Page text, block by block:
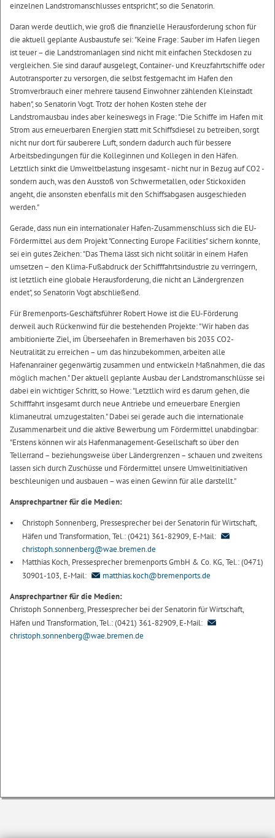
einzelnen Landstromanschlusses entspricht", so die Senatorin.
Daran werde deutlich, wie groß die finanzielle Herausforderung schon für
die aktuell geplante Ausbaustufe sei: "Keine Frage: Sauber im Hafen liegen
ist teuer – die Landstromanlagen sind nicht mit einfachen Steckdosen zu
vergleichen. Sie sind darauf ausgelegt, Container- und Kreuzfahrtschiffe oder
Autotransporter zu versorgen, die selbst festgemacht im Hafen den
Stromverbrauch einer mehrere tausend Einwohner zählenden Kleinstadt
haben", so Senatorin Vogt. Trotz der hohen Kosten stehe der
Landstromausbau indes aber keineswegs in Frage: "Die Schiffe im Hafen mit
Strom aus erneuerbaren Energien statt mit Schiffsdiesel zu betreiben, sorgt
nicht nur dort für sauberere Luft, sondern dadurch auch für bessere
Arbeitsbedingungen für die Kolleginnen und Kollegen in den Häfen.
Letztlich sinkt die Umweltbelastung insgesamt - nicht nur in Bezug auf CO2 -
sondern auch, was den Ausstoß von Schwermetallen, oder Stickoxiden
angeht, die ansonsten ebenfalls mit den Schiffsabgasen ausgeschieden
werden."
Gerade, dass nun ein internationaler Hafen-Zusammenschluss sich die EU-
Fördermittel aus dem Projekt "Connecting Europe Facilities" sichern konnte,
sei ein gutes Zeichen: "Das Thema lässt sich nicht solitär in einem Hafen
umsetzen – den Klima-Fußabdruck der Schifffahrtsindustrie zu verringern,
ist letztlich eine globale Herausforderung, die nicht an Ländergrenzen
endet", so Senatorin Vogt abschließend.
Für Bremenports-Geschäftsführer Robert Howe ist die EU-Förderung
derweil auch Rückenwind für die bestehenden Projekte: "Wir haben das
ambitionierte Ziel, im Überseehafen in Bremerhaven bis 2035 CO2-
Neutralität zu erreichen – um das hinzubekommen, arbeiten alle
Hafenanrainer gegenwärtig zusammen und entwickeln Maßnahmen, die das
möglich machen." Der aktuell geplante Ausbau der Landstromanschlüsse sei
dabei ein wichtiger Schritt, so Howe: "Letztlich wird es darum gehen, die
Schifffahrt insgesamt durch neue Antriebe und erneuerbare Energien
klimaneutral umzugestalten." Dabei sei gerade auch die internationale
Zusammenarbeit und die aktive Bewerbung um Fördermittel unabdingbar:
"Erstens können wir als Hafenmanagement-Gesellschaft so über den
Tellerrand – beziehungsweise über Ländergrenzen – schauen und zweitens
lassen sich durch Zuschüsse und Fördermittel unsere Umweltinitiativen
beschleunigen und ausbauen – was einen Gewinn für alle darstellt."
Ansprechpartner für die Medien:
Christoph Sonnenberg, Pressesprecher bei der Senatorin für Wirtschaft,
Häfen und Transformation, Tel.: (0421) 361-82909, E-Mail:
christoph.sonnenberg@wae.bremen.de
Matthias Koch, Pressesprecher bremenports GmbH & Co. KG, Tel.: (0471)
30901-103, E-Mail:
matthias.koch@bremenports.de
Ansprechpartner für die Medien:
Christoph Sonnenberg, Pressesprecher bei der Senatorin für Wirtschaft,
Häfen und Transformation, Tel.: (0421) 361-82909, E-Mail:
christoph.sonnenberg@wae.bremen.de